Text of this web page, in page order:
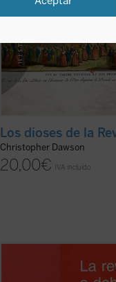
Los dioses de la
Christopher Dawson
20,00€ IVA incluido
Este libro recoge seis
Revolución escritos por